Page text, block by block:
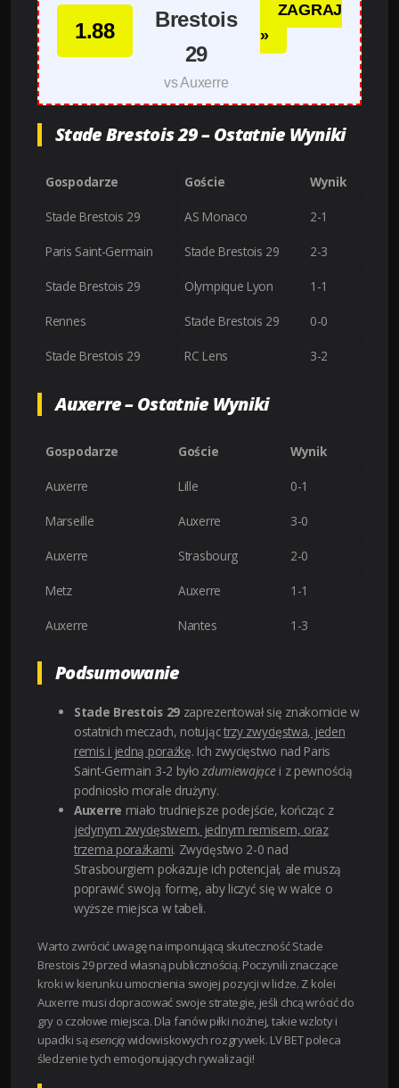
1.88
Brestois
29
vs Auxerre
ZAGRAJ
»
Stade Brestois 29 – Ostatnie Wyniki
Gospodarze Goście Wynik
Stade Brestois 29 AS Monaco 2-1
Paris Saint-Germain Stade Brestois 29 2-3
Stade Brestois 29 Olympique Lyon 1-1
Rennes Stade Brestois 29 0-0
Stade Brestois 29 RC Lens 3-2
Auxerre – Ostatnie Wyniki
Gospodarze Goście Wynik
Auxerre Lille 0-1
Marseille Auxerre 3-0
Auxerre Strasbourg 2-0
Metz Auxerre 1-1
Auxerre Nantes 1-3
Podsumowanie
Stade Brestois 29zaprezentował się znakomicie w
ostatnich meczach, notująctrzy zwycięstwa, jeden
remis i jedną porażkę. Ich zwycięstwo nad Paris
Saint-Germain 3-2 byłozdumiewającei z pewnością
podniosło morale drużyny.
Auxerre miało trudniejsze podejście, kończąc z
jedynym zwycięstwem, jednym remisem, oraz
trzema porażkami. Zwycięstwo 2-0 nad
Strasbourgiem pokazuje ich potencjał, ale muszą
poprawić swoją formę, aby liczyć się w walce o
wyższe miejsca w tabeli.
Warto zwrócić uwagę na imponującą skuteczność Stade
Brestois 29 przed własną publicznością. Poczynili znaczące
kroki w kierunku umocnienia swojej pozycji w lidze. Z kolei
Auxerre musi dopracować swoje strategie, jeśli chcą wrócić do
gry o czołowe miejsca. Dla fanów piłki nożnej, takie wzloty i
upadki sąesencjąwidowiskowych rozgrywek. LV BET poleca
śledzenie tych emocjonujących rywalizacji!